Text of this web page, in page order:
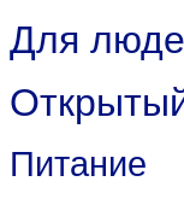
Для
Питание